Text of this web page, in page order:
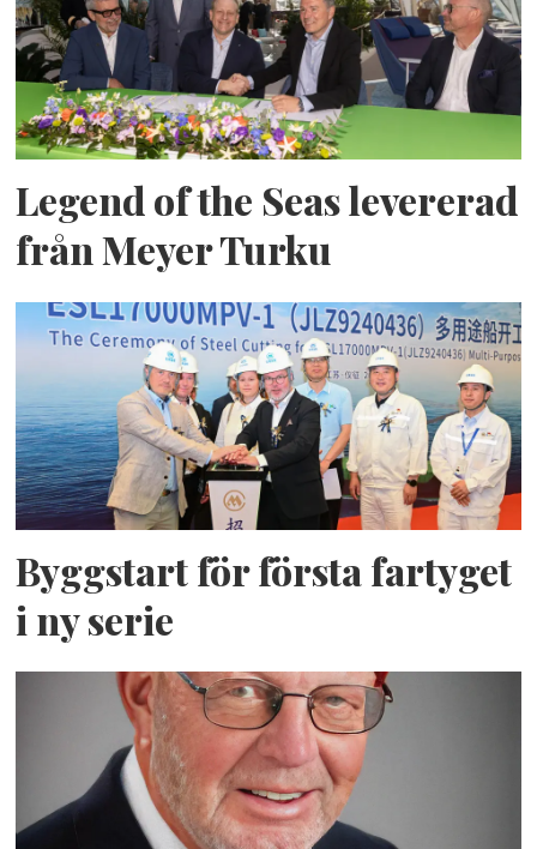
Legend of the Seas levererad
från Meyer Turku
Byggstart för första fartyget
i ny serie